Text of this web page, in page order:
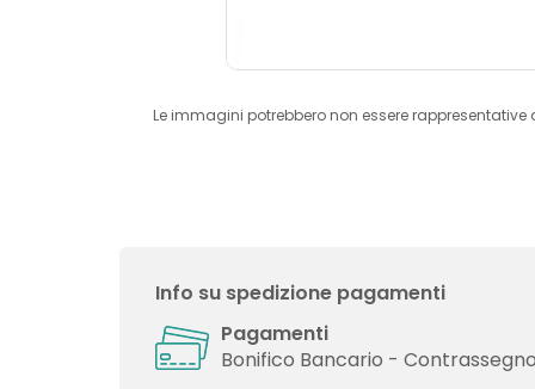
Le immagini potrebbero non essere rappresentative
Info su spedizione pagamenti
Pagamenti
Bonifico Bancario -